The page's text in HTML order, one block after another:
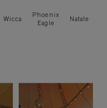
Wicca
Phoenix
Eagle
Natale